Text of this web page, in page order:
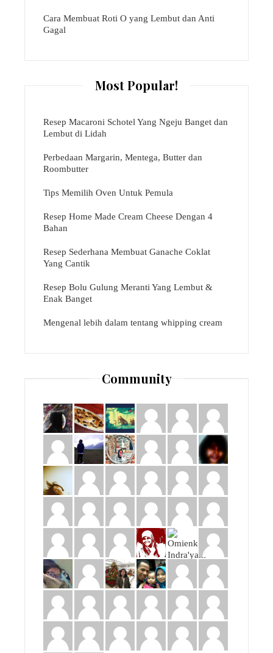
Cara Membuat Roti O yang Lembut dan Anti
Gagal
Most Popular!
Resep Macaroni Schotel Yang Ngeju Banget dan
Lembut di Lidah
Perbedaan Margarin, Mentega, Butter dan
Roombutter
Tips Memilih Oven Untuk Pemula
Resep Home Made Cream Cheese Dengan 4
Bahan
Resep Sederhana Membuat Ganache Coklat
Yang Cantik
Resep Bolu Gulung Meranti Yang Lembut &
Enak Banget
Mengenal lebih dalam tentang whipping cream
Community